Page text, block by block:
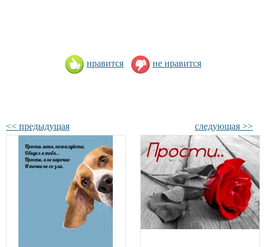
нравится не нравится
<< предыдущая следующая >>